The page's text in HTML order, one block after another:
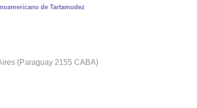
de Tartamudez
(Paraguay 2155 CABA)